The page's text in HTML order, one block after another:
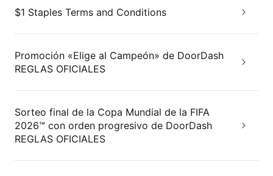
$1 Staples Terms and Conditions
Promoción «Elige al Campeón» de DoorDash
REGLAS OFICIALES
Sorteo final de la Copa Mundial de la FIFA
2026™ con orden progresivo de DoorDash
REGLAS OFICIALES